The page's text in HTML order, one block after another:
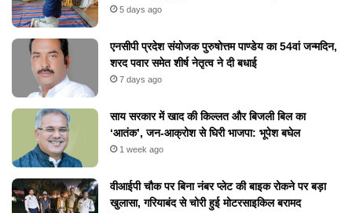
5 days ago
एनसीपी प्रदेश संयोजक पुरुषोत्तम पाण्डेय का 54वां जन्मदिन,
शरद पवार समेत शीर्ष नेतृत्व ने दी बधाई
7 days ago
​साय सरकार में खाद की किल्लत और बिजली बिल का
‘आतंक’, जन-आक्रोश से घिरी भाजपा: भूपेश बघेल
1 week ago
वीआईपी चौक पर बिना नंबर प्लेट की बाइक रोकने पर बड़ा
खुलासा, गरियाबंद से चोरी हुई मोटरसाइकिल बरामद